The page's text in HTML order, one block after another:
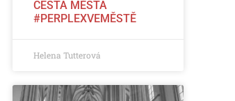
CESTA MĚSTA
#PERPLEXVEMĚSTĚ
Helena Tutterová